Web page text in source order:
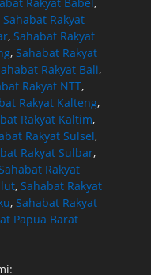
Rakyat Babel,
Sahabat Rakyat
,Sahabat Rakyat
, Sahabat Rakyat
Rakyat Bali,
Rakyat NTT,
Rakyat Kalteng,
Rakyat Kaltim,
Rakyat Sulsel,
Rakyat Sulbar,
Rakyat
,Sahabat Rakyat
,Sahabat Rakyat
Papua Barat